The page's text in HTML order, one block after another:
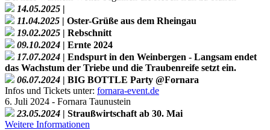
14.05.2025 |
11.04.2025 | Oster-Grüße aus dem Rheingau
19.02.2025 | Rebschnitt
09.10.2024 | Ernte 2024
17.07.2024 | Endspurt in den Weinbergen - Langsam endet
das Wachstum der Triebe und die Traubenreife setzt ein.
06.07.2024 | BIG BOTTLE Party @Fornara
Infos und Tickets unter: fornara-event.de
6. Juli 2024 - Fornara Taunustein
23.05.2024 | Straußwirtschaft ab 30. Mai
Weitere Informationen